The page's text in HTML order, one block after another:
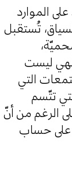
الموارد
تُستقبل
فهي ليست
التي
تتّسم
الرغم من أنّ
على حساب